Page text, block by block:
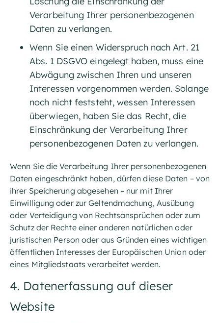
Verarbeitung Ihrer personenbezogenen
Daten zu verlangen.
Wenn Sie einen Widerspruch nach Art. 21
Abs. 1 DSGVO eingelegt haben, muss eine
Abwägung zwischen Ihren und unseren
Interessen vorgenommen werden. Solange
noch nicht feststeht, wessen Interessen
überwiegen, haben Sie das Recht, die
Einschränkung der Verarbeitung Ihrer
personenbezogenen Daten zu verlangen.
Wenn Sie die Verarbeitung Ihrer personenbezogenen
Daten eingeschränkt haben, dürfen diese Daten – von
ihrer Speicherung abgesehen – nur mit Ihrer
Einwilligung oder zur Geltendmachung, Ausübung
oder Verteidigung von Rechtsansprüchen oder zum
Schutz der Rechte einer anderen natürlichen oder
juristischen Person oder aus Gründen eines wichtigen
öffentlichen Interesses der Europäischen Union oder
eines Mitgliedstaats verarbeitet werden.
4. Datenerfassung auf dieser
Website